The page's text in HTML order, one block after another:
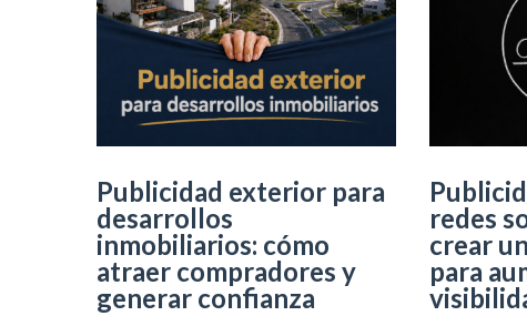
Publicidad exterior para
desarrollos
inmobiliarios: cómo
atraer compradores y
generar confianza
redes
crear
para